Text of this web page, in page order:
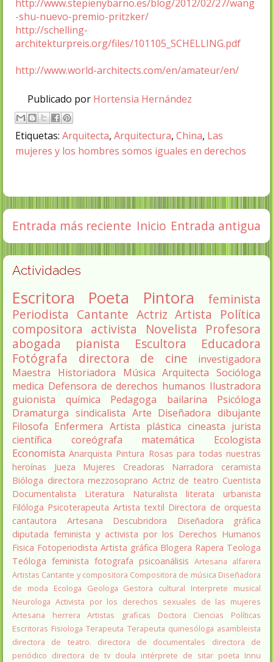
http://www.stepienybarno.es/blog/2012/02/27/wang
-shu-nuevo-premio-pritzker/
http://schelling-
architekturpreis.org/files/101105_SCHELLING.pdf
http://www.world-architects.com/en/amateur/en/
Publicado por Hortensia Hernández
Etiquetas: Arquitecta, Arquitectura, China, Las
mujeres y los hombres somos iguales en derechos
Entrada más reciente Entrada antigua
Inicio
Actividades
Escritora Poeta Pintora
feminista
Periodista Cantante Actriz Artista
Política
compositora activista Novelista
Profesora
abogada
pianista Escultora
Educadora
Fotógrafa
directora de cine
investigadora
Maestra
Historiadora Música Arquitecta Socióloga
medica Defensora de derechos humanos Ilustradora
guionista
química Pedagoga bailarina
Psicóloga
Dramaturga sindicalista Arte Diseñadora dibujante
Filosofa Enfermera Artista plástica cineasta jurista
científica
coreógrafa matemática
Ecologista
Economista Anarquista Pintura Rosas para todas nuestras
heroínas
Jueza Mujeres Creadoras Narradora
ceramista
Bióloga directora mezzosoprano Actriz de teatro Cuentista
Documentalista
Literatura Naturalista literata
urbanista
Filóloga Psicoterapeuta Artista textil Directora de orquesta
cantautora
Artesana Descubridora
Diseñadora gráfica
diputada feminista y activista por los Derechos Humanos
Fisica Fotoperiodista Artista gráfica Blogera Rapera Teologa
Teóloga feminista fotografa psicoanálisis Artesana alfarera
Artistas Cantante y compositora Compositora de música Diseñadora
de moda
Ecologa Geologa Gestora cultural
Interprete musical
Neurologa Activista por los derechos sexuales de las mujeres
Artesana herrera
Artistas graficas
Doctora Ciencias Políticas
Escritoras Fisiologa Terapeuta Terapeuta quinesóloga asambleista
directora de teatro.
directora de documentales
directora de
periódico directora de tv doula intérprete de sitar poeta Innu